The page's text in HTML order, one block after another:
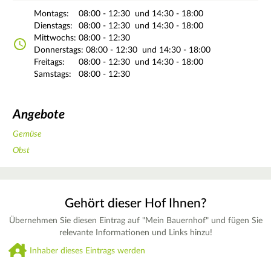
Montags: 08:00 - 12:30
und 14:30 - 18:00
Dienstags:
08:00 - 12:30
und 14:30 - 18:00
Mittwochs: 08:00 - 12:30
Donnerstags: 08:00 - 12:30
und 14:30 - 18:00
Freitags:
08:00 - 12:30
und 14:30 - 18:00
Samstags:
08:00 - 12:30
Angebote
Gemüse
Obst
Gehört dieser Hof Ihnen?
Übernehmen Sie diesen Eintrag auf "Mein Bauernhof" und fügen Sie
relevante Informationen und Links hinzu!
Inhaber dieses Eintrags werden